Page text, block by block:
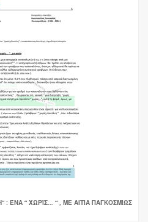
: ΈΝΑ “ ΧΩΡΊΣ… “ , ΜΕ ΑΙΤΊΑ ΠΑΓΚΟΣΜΊΩΣ